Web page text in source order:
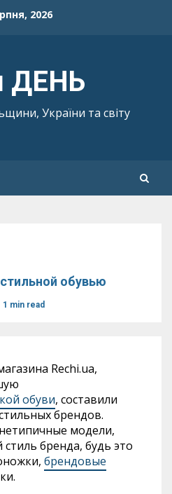
2026
ДЕНЬ
України та світу
обувью
1 min read
Rechi.ua,
обуви, составили
брендов.
модели,
бренда, будь это
брендовые